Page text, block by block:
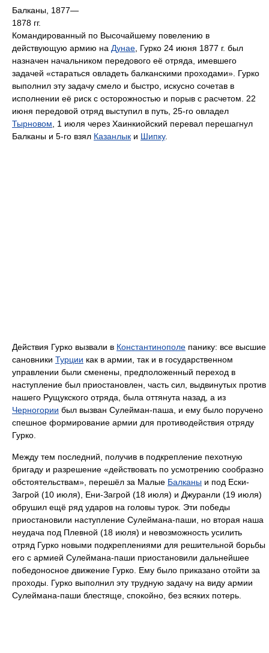
Балканы, 1877—
1878 гг.
Командированный по Высочайшему повелению в
действующую армию на Дунае , Гурко 24 июня 1877 г. был
назначен начальником передового её отряда, имевшего
задачей «стараться овладеть балканскими проходами». Гурко
выполнил эту задачу смело и быстро, искусно сочетав в
исполнении её риск с осторожностью и порыв с расчетом. 22
июня передовой отряд выступил в путь, 25-го овладел
Тырновом , 1 июля через Хаинкиойский перевал перешагнул
Балканы и 5-го взял Казанлык и Шипку.
Действия Гурко вызвали в Константинополе панику: все высшие
сановники Турции как в армии, так и в государственном
управлении были сменены, предположенный переход в
наступление был приостановлен, часть сил, выдвинутых против
нашего Рущукского отряда, была оттянута назад, а из
Черногории был вызван Сулейман-паша, и ему было поручено
спешное формирование армии для противодействия отряду
Гурко.
Между тем последний, получив в подкрепление пехотную
бригаду и разрешение «действовать по усмотрению сообразно
обстоятельствам», перешёл за Малые Балканы и под Ески-
Загрой (10 июля), Ени-Загрой (18 июля) и Джуранли (19 июля)
обрушил ещё ряд ударов на головы турок. Эти победы
приостановили наступление Сулеймана-паши, но вторая наша
неудача под Плевной (18 июля) и невозможность усилить
отряд Гурко новыми подкреплениями для решительной борьбы
его с армией Сулеймана-паши приостановили дальнейшее
победоносное движение Гурко. Ему было приказано отойти за
проходы. Гурко выполнил эту трудную задачу на виду армии
Сулеймана-паши блестяще, спокойно, без всяких потерь.